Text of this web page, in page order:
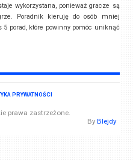
wykorzystana, ponieważ gracze są
Poradnik kieruję do osób mniej
5 porad, które powinny pomóc uniknąć
PRYWATNOŚCI
prawa zastrzeżone.
By Blejdy